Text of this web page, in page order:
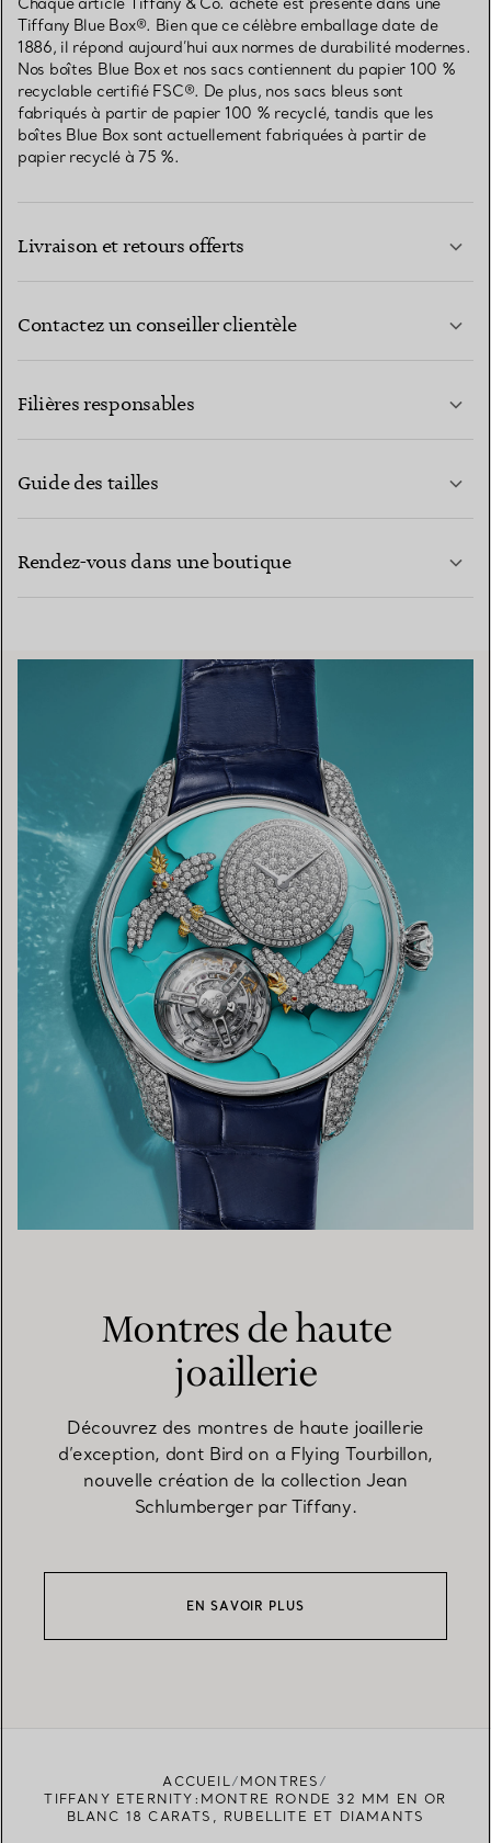
Tiffany Blue Box®. Bien que ce célèbre emballage date de
1886, il répond aujourd’hui aux normes de durabilité modernes.
Nos boîtes Blue Box et nos sacs contiennent du papier 100 %
recyclable certifié FSC®. De plus, nos sacs bleus sont
fabriqués à partir de papier 100 % recyclé, tandis que les
boîtes Blue Box sont actuellement fabriquées à partir de
papier recyclé à 75 %.
Livraison et retours offerts
Contactez un conseiller clientèle
Filières responsables
Guide des tailles
Rendez-vous dans une boutique
TROUVEZ LA BOUTIQUE LA PLUS PROCHE
Montres de haute
joaillerie
Découvrez des montres de haute joaillerie
d’exception, dont Bird on a Flying Tourbillon,
nouvelle création de la collection Jean
Schlumberger par Tiffany.
EN SAVOIR PLUS
ACCUEIL
MONTRES
TIFFANY ETERNITY:MONTRE RONDE 32 MM EN OR
BLANC 18 CARATS, RUBELLITE ET DIAMANTS